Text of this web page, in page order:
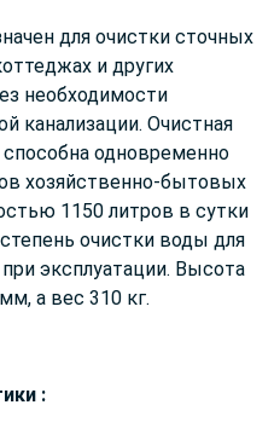
для очистки сточных
и других
необходимости
канализации. Очистная
одновременно
хозяйственно-бытовых
1150 литров в сутки
очистки воды для
эксплуатации. Высота
а вес 310 кг.
: